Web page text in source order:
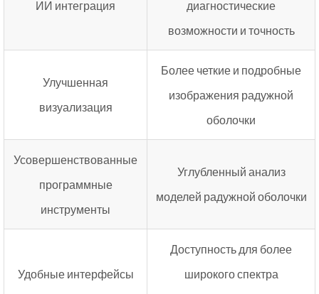
ИИ интеграция
диагностические
возможности и точность
Улучшенная
визуализация
Более четкие и подробные
изображения радужной
оболочки
Усовершенствованные
программные
инструменты
Углубленный анализ
моделей радужной оболочки
Удобные интерфейсы
Доступность для более
широкого спектра